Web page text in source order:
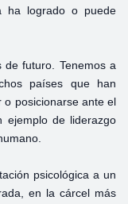
ha logrado o puede
futuro. Tenemos a
países que han
o posicionarse ante el
ejemplo de liderazgo
psicológica a un
en la cárcel más